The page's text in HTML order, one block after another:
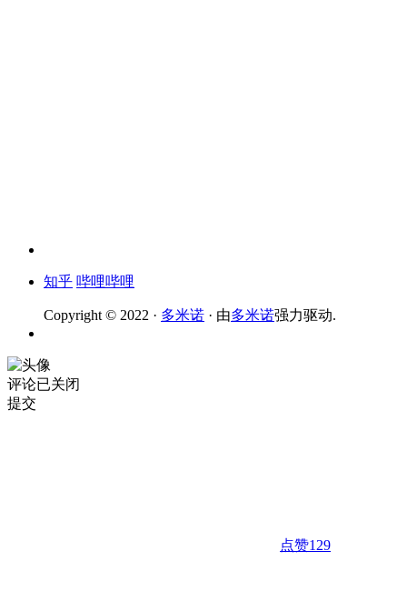
知乎 哔哩哔哩
Copyright © 2022 · 多米诺 · 由多米诺强力驱动.
评论已关闭
提交
点赞129